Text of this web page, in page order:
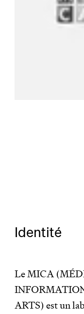
Identité
Le MICA
ARTS) est un